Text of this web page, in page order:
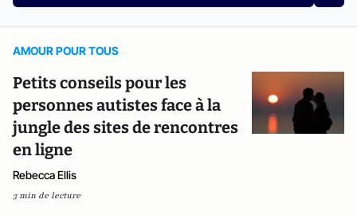
AMOUR POUR TOUS
Petits conseils pour les
personnes autistes face à la
jungle des sites de rencontres
en ligne
Rebecca Ellis
3 min de lecture